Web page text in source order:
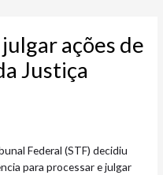
ações de
Justiça
Federal (STF) decidiu
para processar e julgar